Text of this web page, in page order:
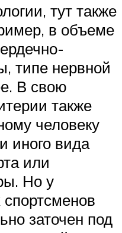
тут также
в объеме
типе нервной
В свою
также
человеку
иного вида
или
Но у
заточен под